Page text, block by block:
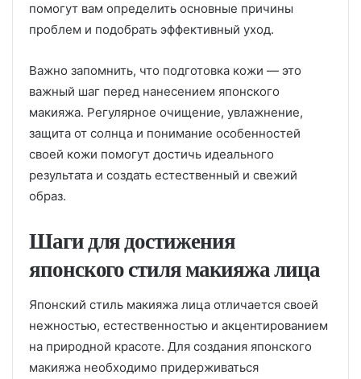
помогут вам определить основные причины
проблем и подобрать эффективный уход.
Важно запомнить, что подготовка кожи — это
важный шаг перед нанесением японского
макияжа. Регулярное очищение, увлажнение,
защита от солнца и понимание особенностей
своей кожи помогут достичь идеального
результата и создать естественный и свежий
образ.
Шаги для достижения
японского стиля макияжа лица
Японский стиль макияжа лица отличается своей
нежностью, естественностью и акцентированием
на природной красоте. Для создания японского
макияжа необходимо придерживаться